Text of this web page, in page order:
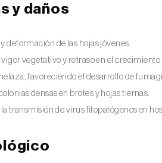
y daños
deformación de las hojas jóvenes.
vegetativo y retraso en el crecimiento.
favoreciendo el desarrollo de
densas en brotes y hojas tiernas.
transmisión de virus fitopatógenos en